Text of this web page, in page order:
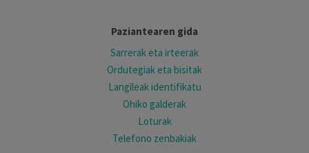
Paziantearen gida
Sarrerak eta irteerak
Ordutegiak eta bisitak
Langileak identifikatu
Ohiko galderak
Loturak
Telefono zenbakiak